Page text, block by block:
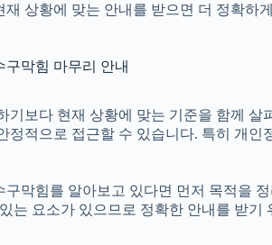
상황에 맞는 안내를 받으면 더 정확하
구막힘 마무리 안내
보다 현재 상황에 맞는 기준을 함께 살
정적으로 접근할 수 있습니다. 특히 개
구막힘를 알아보고 있다면 먼저 목적을
는 요소가 있으므로 정확한 안내를 받